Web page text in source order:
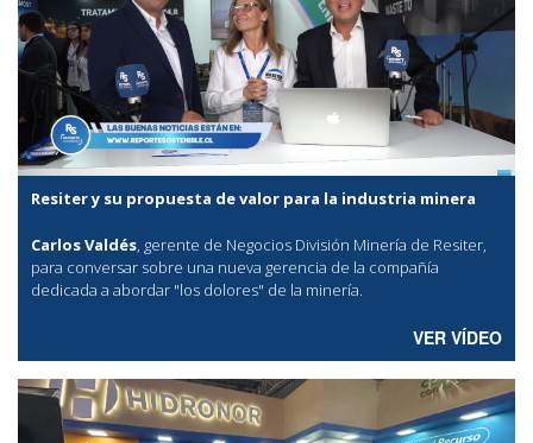
Resiter y su propuesta de valor para la industria minera
Carlos Valdés, gerente de Negocios División Minería de Resiter,
para conversar sobre una nueva gerencia de la compañía
dedicada a abordar "los dolores" de la minería.
VER VÍDEO